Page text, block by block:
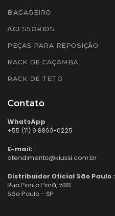
BAGAGEIRO
ACESSÓRIOS
PEÇAS PARA REPOSIÇÃO
RACK DE CAÇAMBA
RACK DE TETO
Contato
WhatsApp
+55 (11) 9 8860-0225
E-mail:
atendimento@kiussi.com.br
Distribuidor Oficial São Paulo :
Rua Ponta Porã, 588
São Paulo - SP